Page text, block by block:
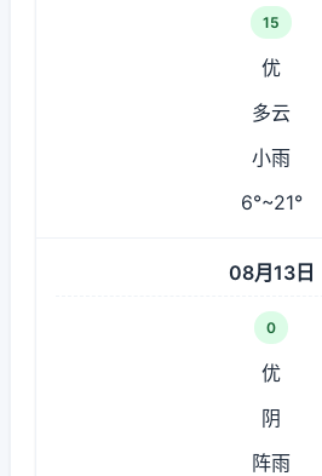
15
优
多云
小雨
6°~21°
08月13日
0
优
阴
阵雨